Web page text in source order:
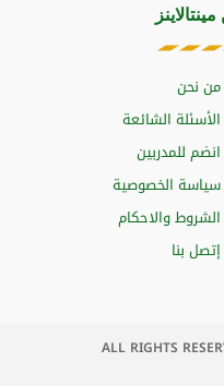
من نحن
الأسئلة الشائعة
انضم للمدربين
سياسة الخصوصية
الشروط والاحكام
إتصل بنا
ALL RIGHTS